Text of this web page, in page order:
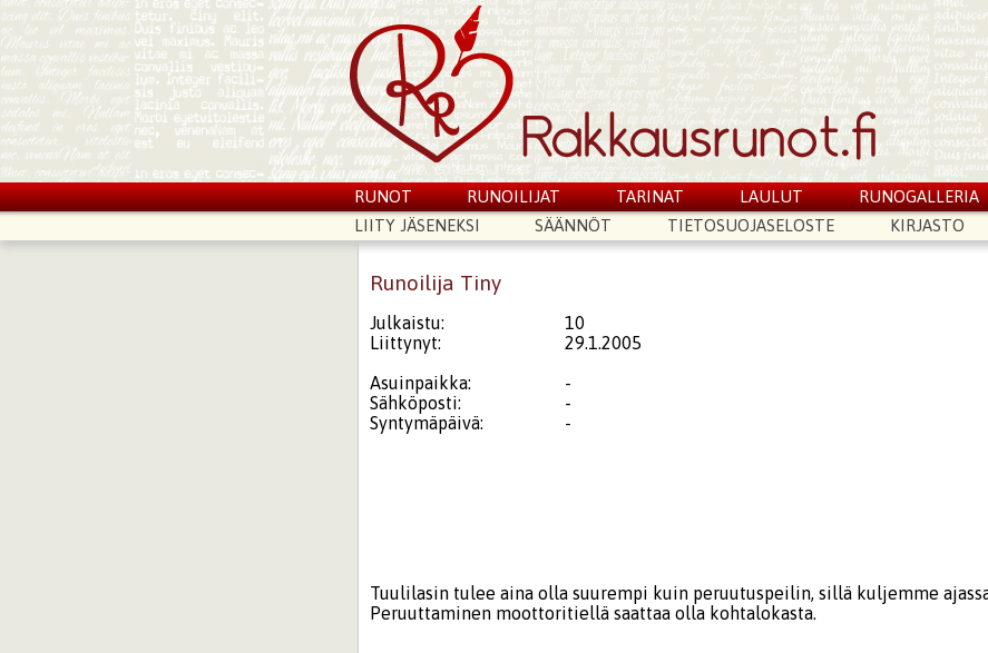
RUNOT RUNOILIJAT TARINAT LAULUT
RUNOGALLERIA
LIITY JÄSENEKSI
SÄÄNNÖT TIETOSUOJASELOSTE KIRJASTO
Runoilija Tiny
Julkaistu:
10
Liittynyt:
29.1.2005
Asuinpaikka:
-
Sähköposti:
-
Syntymäpäivä:
-
Tuulilasin tulee aina olla suurempi kuin peruutuspeilin, sillä kuljemme
Peruuttaminen moottoritiellä saattaa olla kohtalokasta.